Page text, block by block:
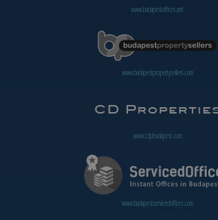
www.budapestoffices.net
www.budapestpropertysellers.com
www.cdpbudapest.com
www.budapestservicedoffices.com